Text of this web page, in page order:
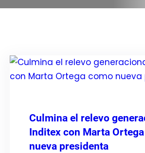
Culmina el relevo
Inditex con Marta
nueva presidenta